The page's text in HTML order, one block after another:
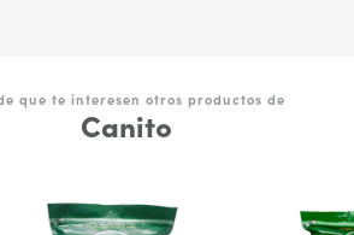
que te interesen otros productos de
Canito